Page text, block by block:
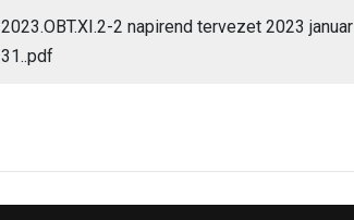
2023.OBT.XI.2-2 napirend tervezet 2023 januar
31..pdf